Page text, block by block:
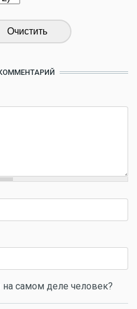
Очистить
самом деле человек?